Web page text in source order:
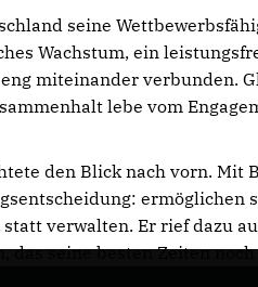
seine
Wachstum, ein
miteinander verbunden.
lebe vom
den Blick nach vorn. Mit
ermöglichen
verwalten. Er rief dazu
das seine besten Zeiten